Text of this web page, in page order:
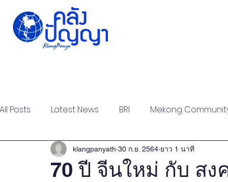
All Posts Latest News BRI Mekong
Strategic Forum Think Tank Forum
70 ปี จีนใหม่ กับ สง
klangpanyath 30 ก.ย. 2564 ยาว 1 นาที